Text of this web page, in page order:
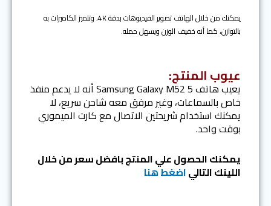
يمكنك من خلال الهاتف تصوير الفيديوهات بدقة 4K، وتتميز الكاميرات به
بالتوازن، كما أنه خفيف الوزن ويسهل حمله.
عيوب المنتج:
يعيب هاتف Samsung Galaxy M52 5 أنه لا يدعم منفذ
خاص بالسماعات، وغير مرفق معه شاحن سريع، لا
يمكنك استخدام شريحتين الاتصال مع كارت الميموري
بوقت واحد.
يمكنك الحصول علي المنتج بافضل سعر من خلال
اللينك التالياضغط هنا